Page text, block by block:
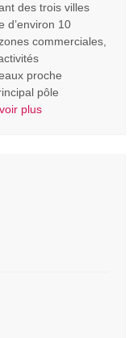
des trois villes
d’environ 10
commerciales,
proche
pôle
voir plus